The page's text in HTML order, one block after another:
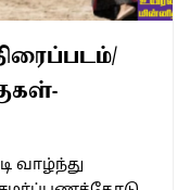
வாழ்ந்து